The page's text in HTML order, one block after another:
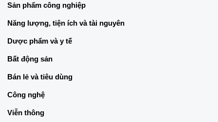
Sản phẩm công nghiệp
Năng lượng, tiện ích và tài nguyên
Dược phẩm và y tế
Bất động sản
Bán lẻ và tiêu dùng
Công nghệ
Viễn thông